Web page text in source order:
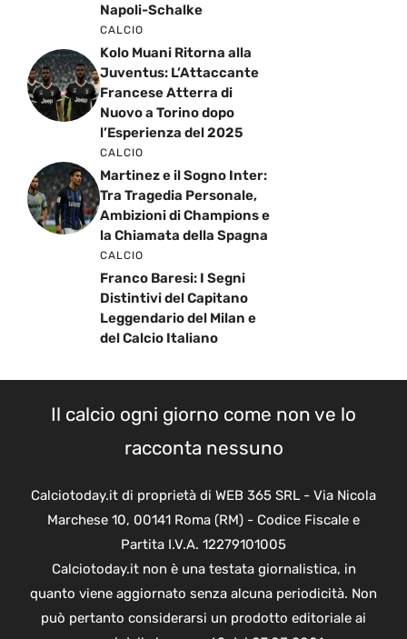
Napoli-Schalke
CALCIO
Kolo Muani Ritorna alla
Juventus: L’Attaccante
Francese Atterra di
Nuovo a Torino dopo
l’Esperienza del 2025
CALCIO
Martinez e il Sogno Inter:
Tra Tragedia Personale,
Ambizioni di Champions e
la Chiamata della Spagna
CALCIO
Franco Baresi: I Segni
Distintivi del Capitano
Leggendario del Milan e
del Calcio Italiano
Il calcio ogni giorno come non ve lo
racconta nessuno
Calciotoday.it di proprietà di WEB 365 SRL - Via Nicola
Marchese 10, 00141 Roma (RM) - Codice Fiscale e
Partita I.V.A. 12279101005
Calciotoday.it non è una testata giornalistica, in
quanto viene aggiornato senza alcuna periodicità. Non
può pertanto considerarsi un prodotto editoriale ai